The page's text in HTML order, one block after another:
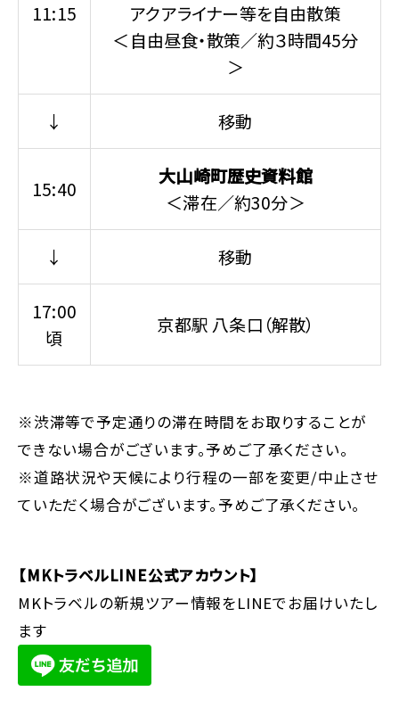
11:15
アクアライナー等を自由散策
＜自由昼食・散策／約３時間45分
＞
↓ 移動
15:40
大山崎町歴史資料館
＜滞在／約30分＞
↓ 移動
17:00
頃
京都駅 八条口（解散）
※渋滞等で予定通りの滞在時間をお取りすることが
できない場合がございます。予めご了承ください。
※道路状況や天候により行程の一部を変更/中止させ
ていただく場合がございます。予めご了承ください。
【MKトラベルLINE公式アカウント】
MKトラベルの新規ツアー情報をLINEでお届けいたし
ます